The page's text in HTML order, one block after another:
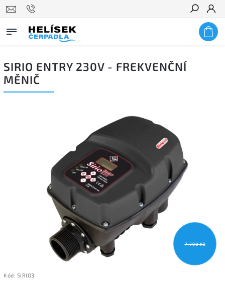
Hledat
SIRIO ENTRY 230V - FREKVENČNÍ
MĚNIČ
7 790 Kč
Kód: SIRIO3